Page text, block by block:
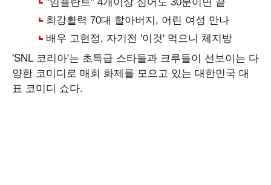
'SNL 코리아'는 초특급 스타들과 크루들이 선보이는 다
양한 코미디로 매회 화제를 모으고 있는 대한민국 대
표 코미디 쇼다.